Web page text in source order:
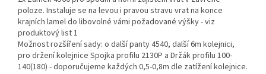
poloze. Instaluje se na levou i pravou stravu vrat na konce
krajních lamel do libovolné vámi požadované výšky - viz
produktový list 1
Možnost rozšíření sady: o další panty 4540, další 6m kolejnici,
pro držení kolejnice Spojka profilu 2130P a Držák profilu 100-
140(180) - doporučujeme každých 0,5-0,8m dle zatížení kolejnice.